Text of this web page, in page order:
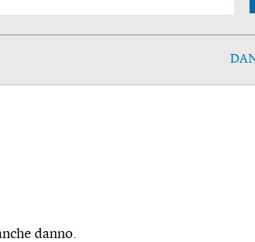
danno.